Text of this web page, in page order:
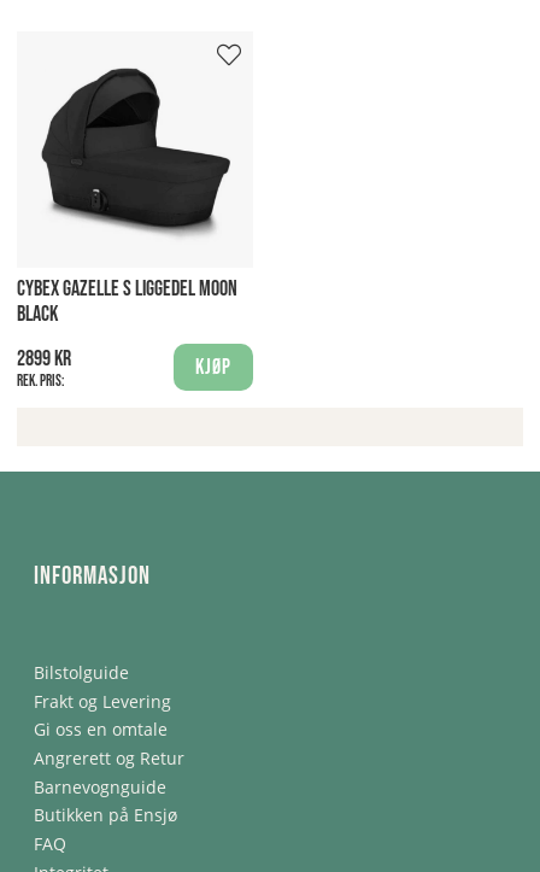
CYBEX GAZELLE S LIGGEDEL MOON
BLACK
2899 kr
Rek. pris:
Kjøp
Informasjon
Bilstolguide
Frakt og Levering
Gi oss en omtale
Angrerett og Retur
Barnevognguide
Butikken på Ensjø
FAQ